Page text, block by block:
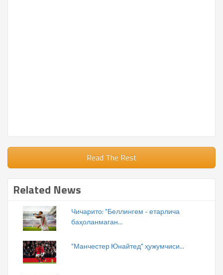
Read The Rest
Related News
Чичарито: "Беллингем - етарлича
баҳоланмаган...
"Манчестер Юнайтед" ҳужумчиси...